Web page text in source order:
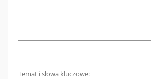
Temat i słowa kluczowe: